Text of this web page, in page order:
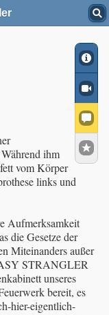
ihm
vom Körper
links und
Aufmerksamkeit
die Gesetze der
Miteinanders außer
STRANGLER
unseres
bereit, es
hier-eigentlich-